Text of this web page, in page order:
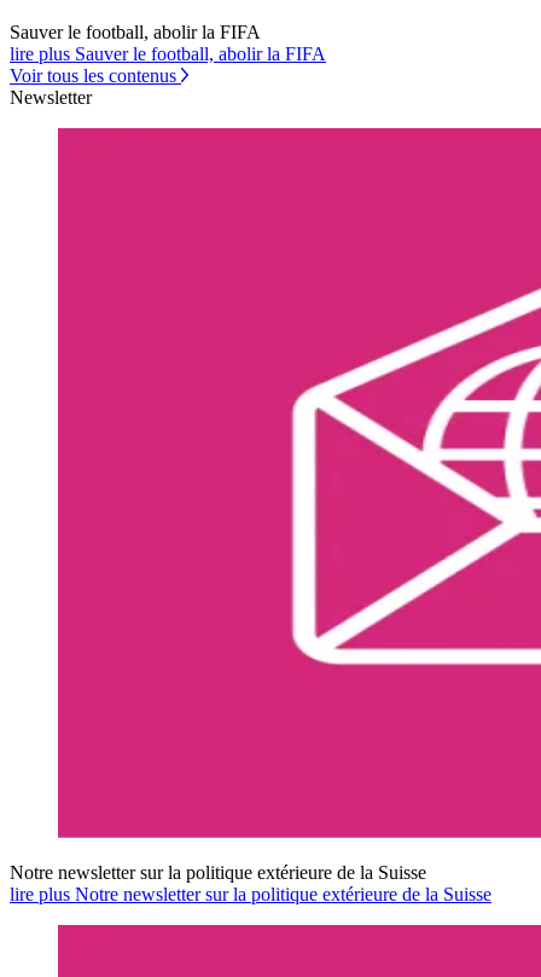
Sauver le football, abolir la FIFA
lire plus Sauver le football, abolir la FIFA
Voir tous les contenus
Newsletter
Notre newsletter sur la politique extérieure de la Suisse
lire plus Notre newsletter sur la politique extérieure de la Suisse